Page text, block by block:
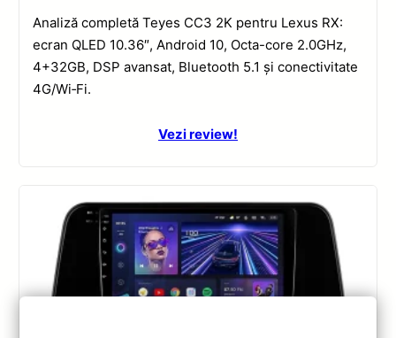
Analiză completă Teyes CC3 2K pentru Lexus RX:
ecran QLED 10.36″, Android 10, Octa-core 2.0GHz,
4+32GB, DSP avansat, Bluetooth 5.1 și conectivitate
4G/Wi‑Fi.
Vezi review!